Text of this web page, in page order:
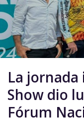
La
Show dio
Fórum